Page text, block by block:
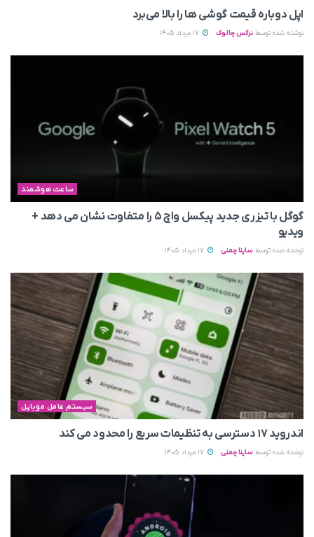
اپل دوباره قیمت‌ گوشی ها را بالا می‌برد
نوشته شده توسط نرگس چالوک
ساعت هوشمند
گوگل با تیزری جدید پیکسل واچ ۵ را متفاوت نشان می‌ دهد +
ویدیو
نوشته شده توسط ساینا چمنی
سیستم عامل موبایل
اندروید ۱۷ دسترسی به تنظیمات سریع را محدود می‌ کند
نوشته شده توسط ساینا چمنی